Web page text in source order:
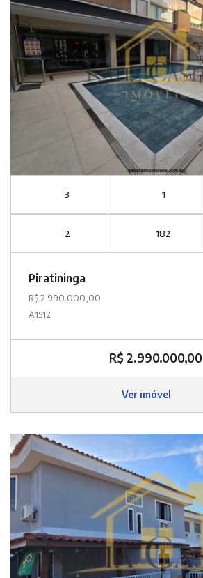
3 1
2 182
Piratininga
R$ 2.990.000,00
A1512
R$ 2.990.000,00
Ver imóvel